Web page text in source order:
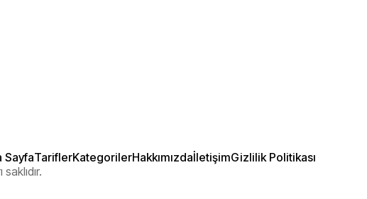
SayfaTariflerKategorilerHakkımızdaİletişimGizlilik Politikası